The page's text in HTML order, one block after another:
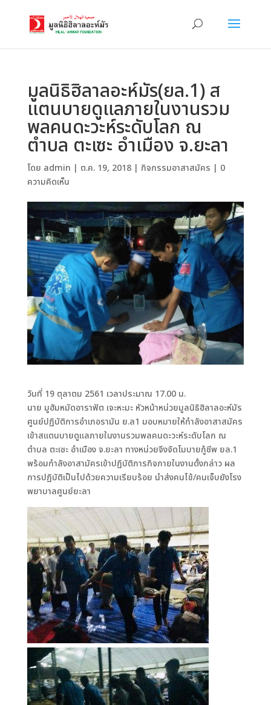
มูลนิธิฮิลาลอะห์มัร(ยล.1) ส
แตนบายดูแลภายในงานรวม
พลคนดะวะห์ระดับโลก ณ
ตำบล ตะเซะ อำเมือง จ.ยะลา
โดย admin | ต.ค. 19, 2018| กิจกรรมอาสาสมัคร | 0
ความคิดเห็น
วันที่ 19 ตุลาตม 2561 เวลาประมาณ 17.00 น.
นาย มูฮัมหมัดอาราฟัต เจะหะมะ หัวหน้าหน่วยมูลนิธิฮิลาลอะห์มัร
ศูนย์ปฏิบัติการอำเภอรามัน ย.ล1 มอบหมายให้กำลังอาสาสมัคร
เข้าสแตนบายดูแลภายในงานรวมพลคนดะวะห์ระดับโลก ณ
ตำบล ตะเซะ อำเมือง จ.ยะลา ทางหน่วยจึงจัดโมบายกู้ชีพ ยล.1
พร้อมกำลังอาสามัครเข้าปฏิบัติภารกิจภายในงานดั้งกล่าว ผล
การปฏิบัติเป็นไปด้วยความเรียบร้อย นำส่งคนไข้/คนเจ็บยังโรง
พยาบาลศูนย์ยะลา